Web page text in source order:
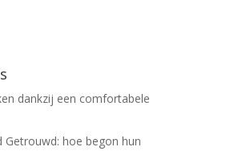
dankzij een comfortabele
Getrouwd: hoe begon hun